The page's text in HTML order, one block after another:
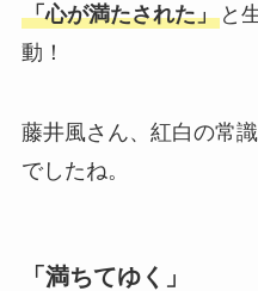
「心が満たされた」と
動！
藤井風さん、紅白の常
でしたね。
「満ちてゆく」